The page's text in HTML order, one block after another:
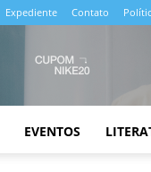
Expediente Contato
EVENTOS